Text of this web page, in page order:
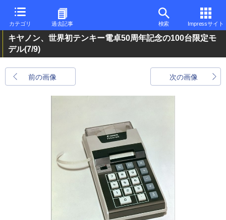
カテゴリ 過去記事 検索 Impressサイト
キヤノン、世界初テンキー電卓50周年記念の100台限定モ
デル(7/9)
前の画像 次の画像